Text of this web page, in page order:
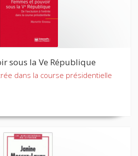
sous la Ve République
dans la course présidentielle